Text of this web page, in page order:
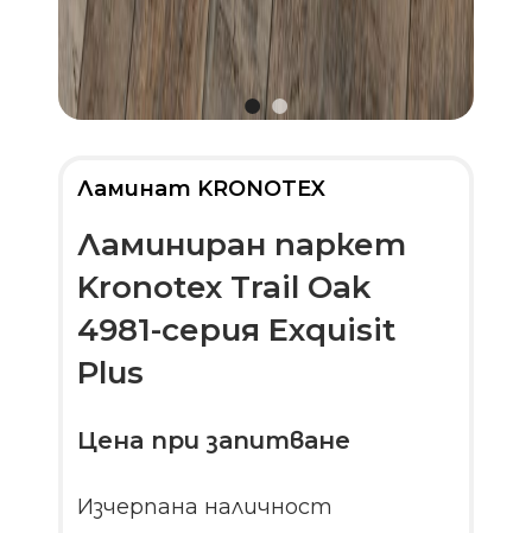
Ламинат KRONOTEX
Ламиниран паркет
Kronotex Trail Oak
4981-серия Exquisit
Plus
Цена при запитване
Изчерпана наличност